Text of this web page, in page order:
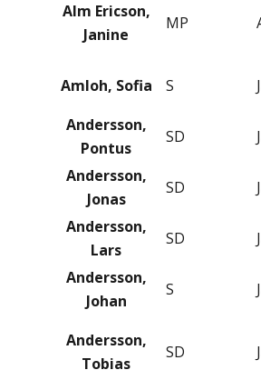
Alm Ericson,
Janine
MP
Amloh, Sofia S
Andersson,
Pontus
SD
Andersson,
Jonas
SD
Andersson,
Lars
SD
Andersson,
Johan
S
Andersson,
Tobias
SD